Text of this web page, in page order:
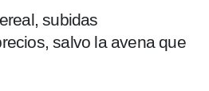
subidas
salvo la avena que